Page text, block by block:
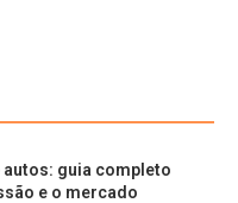
guia completo
e o mercado